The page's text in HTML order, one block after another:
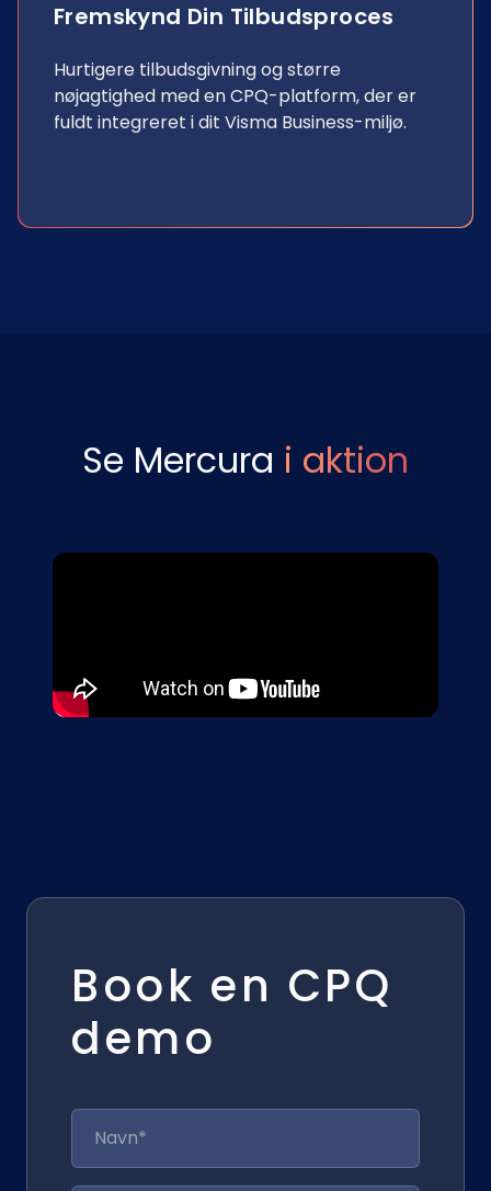
Fremskynd Din Tilbudsproces
Hurtigere tilbudsgivning og større
nøjagtighed med en CPQ-platform, der er
fuldt integreret i dit Visma Business-miljø.
Se Mercura i aktion
Book en CPQ
demo